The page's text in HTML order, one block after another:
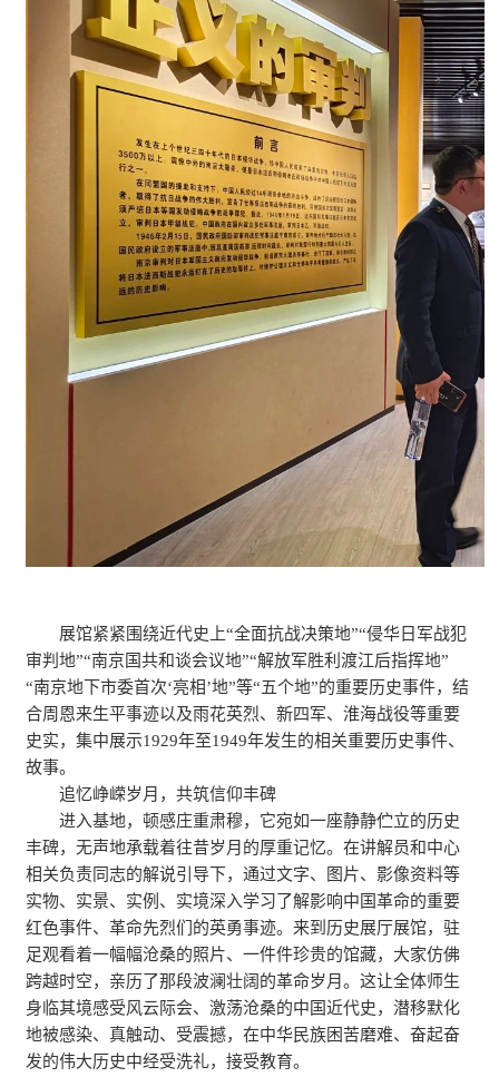
展馆紧紧围绕近代史上“全面抗战决策地”“侵华日军战犯
审判地”“南京国共和谈会议地”“解放军胜利渡江后指挥地”
“南京地下市委首次‘亮相’地”等“五个地”的重要历史事件，结
合周恩来生平事迹以及雨花英烈、新四军、淮海战役等重要
史实，集中展示1929年至1949年发生的相关重要历史事件、
故事。
追忆峥嵘岁月，共筑信仰丰碑
进入基地，顿感庄重肃穆，它宛如一座静静伫立的历史
丰碑，无声地承载着往昔岁月的厚重记忆。在讲解员和中心
相关负责同志的解说引导下，通过文字、图片、影像资料等
实物、实景、实例、实境深入学习了解影响中国革命的重要
红色事件、革命先烈们的英勇事迹。来到历史展厅展馆，驻
足观看着一幅幅沧桑的照片、一件件珍贵的馆藏，大家仿佛
跨越时空，亲历了那段波澜壮阔的革命岁月。这让全体师生
身临其境感受风云际会、激荡沧桑的中国近代史，潜移默化
地被感染、真触动、受震撼，在中华民族困苦磨难、奋起奋
发的伟大历史中经受洗礼，接受教育。